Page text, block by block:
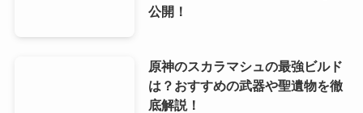
公開！
原神のスカラマシュの最強ビルド
は？おすすめの武器や聖遺物を徹
底解説！